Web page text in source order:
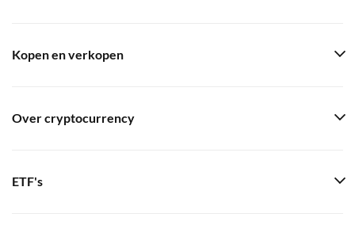
Kopen en verkopen
Over cryptocurrency
ETF's